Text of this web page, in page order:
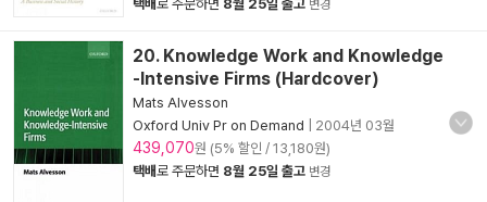
택배로 주문하면 8월 25일 출고 변경
20. Knowledge Work and Knowledge
-Intensive Firms (Hardcover)
Mats Alvesson
Oxford Univ Pr on Demand
2004년 03월
439,070원 (5% 할인 / 13,180원)
택배로 주문하면 8월 25일 출고 변경